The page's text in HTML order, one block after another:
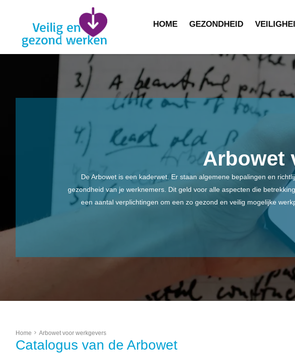
HOME GEZONDHEID
Arbowet
De Arbowet is een kaderwet. Er staan algemene bepalingen en
gezondheid van je werknemers. Dit geld voor alle aspecten die
een aantal verplichtingen om een zo gezond en veilig mogelijke
Home Arbowet voor werkgevers
Catalogus van de Arbowet